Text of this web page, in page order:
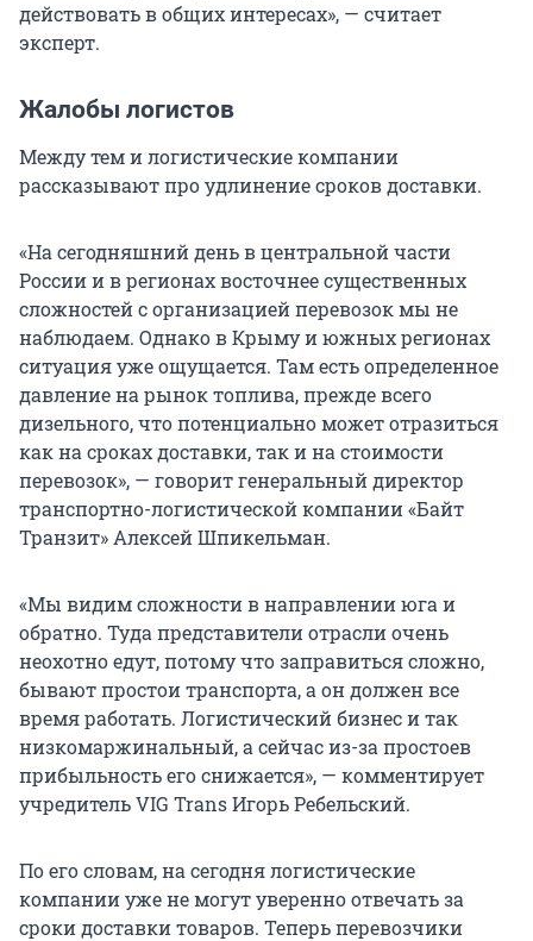
действовать в общих интересах», — считает
эксперт.
Жалобы логистов
Между тем и логистические компании
рассказывают про удлинение сроков доставки.
«На сегодняшний день в центральной части
России и в регионах восточнее существенных
сложностей с организацией перевозок мы не
наблюдаем. Однако в Крыму и южных регионах
ситуация уже ощущается. Там есть определенное
давление на рынок топлива, прежде всего
дизельного, что потенциально может отразиться
как на сроках доставки, так и на стоимости
перевозок», — говорит генеральный директор
транспортно-логистической компании «Байт
Транзит» Алексей Шпикельман.
«Мы видим сложности в направлении юга и
обратно. Туда представители отрасли очень
неохотно едут, потому что заправиться сложно,
бывают простои транспорта, а он должен все
время работать. Логистический бизнес и так
низкомаржинальный, а сейчас из-за простоев
прибыльность его снижается», — комментирует
учредитель VIG TransИгорь Ребельский.
По его словам, на сегодня логистические
компании уже не могут уверенно отвечать за
сроки доставки товаров. Теперь перевозчики